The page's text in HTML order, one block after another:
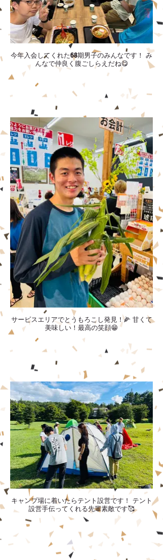
今年入会してくれた68期男子のみんなです！ み
んなで仲良く腹ごしらえだね😋
サービスエリアでとうもろこし発見！🌽 甘くて
美味しい！最高の笑顔😁
キャンプ場に着いたらテント設営です！ テント
設営手伝ってくれる先輩素敵です🥰